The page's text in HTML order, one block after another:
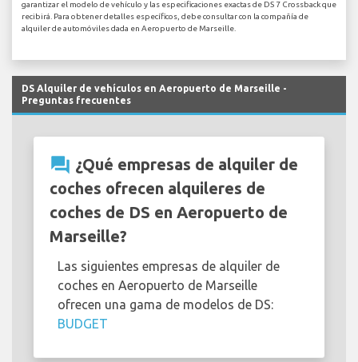
garantizar el modelo de vehículo y las especificaciones exactas de DS 7 Crossback que
recibirá. Para obtener detalles específicos, debe consultar con la compañía de
alquiler de automóviles dada en Aeropuerto de Marseille.
DS Alquiler de vehículos en Aeropuerto de Marseille -
Preguntas frecuentes
question_answer ¿Qué empresas de alquiler de
coches ofrecen alquileres de
coches de DS en Aeropuerto de
Marseille?
Las siguientes empresas de alquiler de
coches en Aeropuerto de Marseille
ofrecen una gama de modelos de DS:
BUDGET